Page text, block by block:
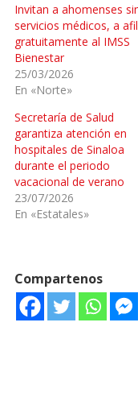
Invitan a ahomenses
servicios médicos, a
gratuitamente al IMSS
Bienestar
25/03/2026
En «Norte»
Secretaría de Salud
garantiza atención en
hospitales de Sinaloa
durante el periodo
vacacional de verano
23/07/2026
En «Estatales»
Compartenos